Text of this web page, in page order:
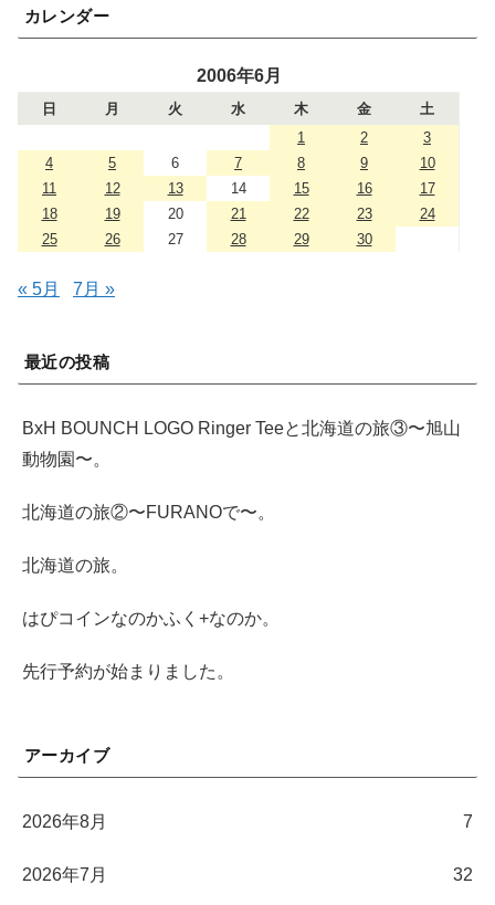
カレンダー
2006年6月
日 月 火 水 木 金
土
1
2
3
4
5 6 7 8 9
10
11
12 13 14 15 16
17
18
19 20 21 22 23
24
25
26 27 28 29 30
« 5月 7月 »
最近の投稿
BxH BOUNCH LOGO Ringer Teeと北海道の旅③〜旭山
動物園〜。
北海道の旅②〜FURANOで〜。
北海道の旅。
はぴコインなのかふく+なのか。
先行予約が始まりました。
アーカイブ
2026年8月 7
2026年7月 32